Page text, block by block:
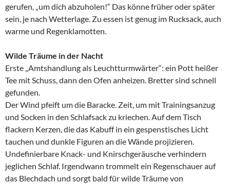
gerufen, „um dich abzuholen!“ Das könne früher oder später
sein, je nach Wetterlage. Zu essen ist genug im Rucksack, auch
warme und Regenklamotten.
Wilde Träume in der Nacht
Erste „Amtshandlung als Leuchtturmwärter“: ein Pott heißer
Tee mit Schuss, dann den Ofen anheizen. Bretter sind schnell
gefunden.
Der Wind pfeift um die Baracke. Zeit, um mit Trainingsanzug
und Socken in den Schlafsack zu kriechen. Auf dem Tisch
flackern Kerzen, die das Kabuff in ein gespenstisches Licht
tauchen und dunkle Figuren an die Wände projizieren.
Undefinierbare Knack- und Knirschgeräusche verhindern
jeglichen Schlaf. Irgendwann trommelt ein Regenschauer auf
das Blechdach und sorgt bald für wilde Träume von